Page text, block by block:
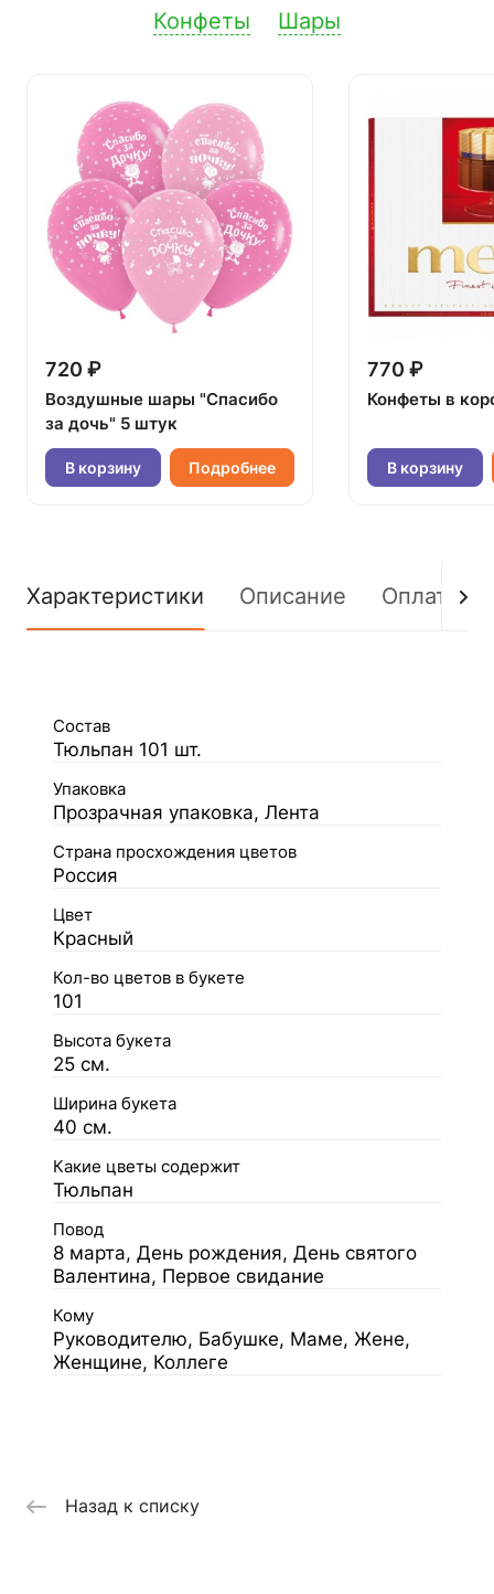
Конфеты Шары
720 ₽
Воздушные шары "Спасибо
за дочь" 5 штук
В корзину Подробнее
770 ₽
Конфеты в
В корзину
Характеристики Описание Оплата
Состав
Тюльпан 101 шт.
Упаковка
Прозрачная упаковка, Лента
Страна просхождения цветов
Россия
Цвет
Красный
Кол-во цветов в букете
101
Высота букета
25 см.
Ширина букета
40 см.
Какие цветы содержит
Тюльпан
Повод
8 марта, День рождения, День святого
Валентина, Первое свидание
Кому
Руководителю, Бабушке, Маме, Жене,
Женщине, Коллеге
Назад к списку